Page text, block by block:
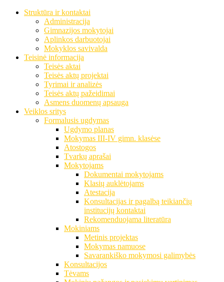
Struktūra ir kontaktai
Administracija
Gimnazijos mokytojai
Aplinkos darbuotojai
Mokyklos savivalda
Teisinė informacija
Teisės aktai
Teisės aktų projektai
Tyrimai ir analizės
Teisės aktų pažeidimai
Asmens duomenų apsauga
Veiklos sritys
Formalusis ugdymas
Ugdymo planas
Mokymas III-IV gimn. klasėse
Atostogos
Tvarkų aprašai
Mokytojams
Dokumentai mokytojams
Klasių auklėtojams
Atestacija
Konsultacijas ir pagalbą teikiančių
institucijų kontaktai
Rekomenduojama literatūra
Mokiniams
Metinis projektas
Mokymas namuose
Savarankiško mokymosi galimybės
Konsultacijos
Tėvams